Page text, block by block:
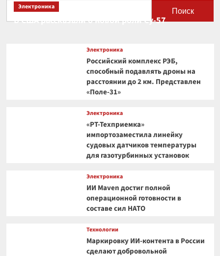
Поиск
Электроника
В США рассказали о новой роли Су-57
Электроника
Российский комплекс РЭБ,
способный подавлять дроны на
расстоянии до 2 км. Представлен
«Поле-31»
Электроника
«РТ-Техприемка»
импортозаместила линейку
судовых датчиков температуры
для газотурбинных установок
Электроника
ИИ Maven достиг полной
операционной готовности в
составе сил НАТО
Технологии
Маркировку ИИ-контента в России
сделают добровольной